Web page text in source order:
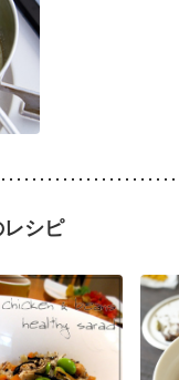
シピ